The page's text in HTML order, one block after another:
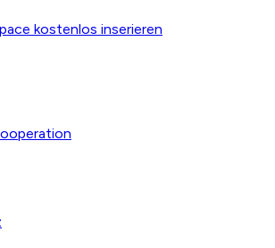
kostenlos inserieren